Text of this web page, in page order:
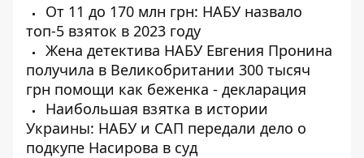
От 11 до 170 млн грн: НАБУ назвало
топ-5 взяток в 2023 году
Жена детектива НАБУ Евгения Пронина
получила в Великобритании 300 тысяч
грн помощи как беженка - декларация
Наибольшая взятка в истории
Украины: НАБУ и САП передали дело о
подкупе Насирова в суд